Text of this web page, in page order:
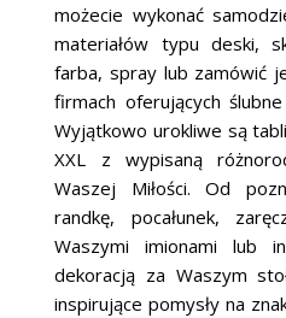
możecie wykonać
materiałów typu deski,
farba, spray lub zamówić
firmach oferujących
Wyjątkowo urokliwe są
XXL z wypisaną
Waszej Miłości. Od
randkę, pocałunek,
Waszymi imionami lub
dekoracją za Waszym
inspirujące pomysły na